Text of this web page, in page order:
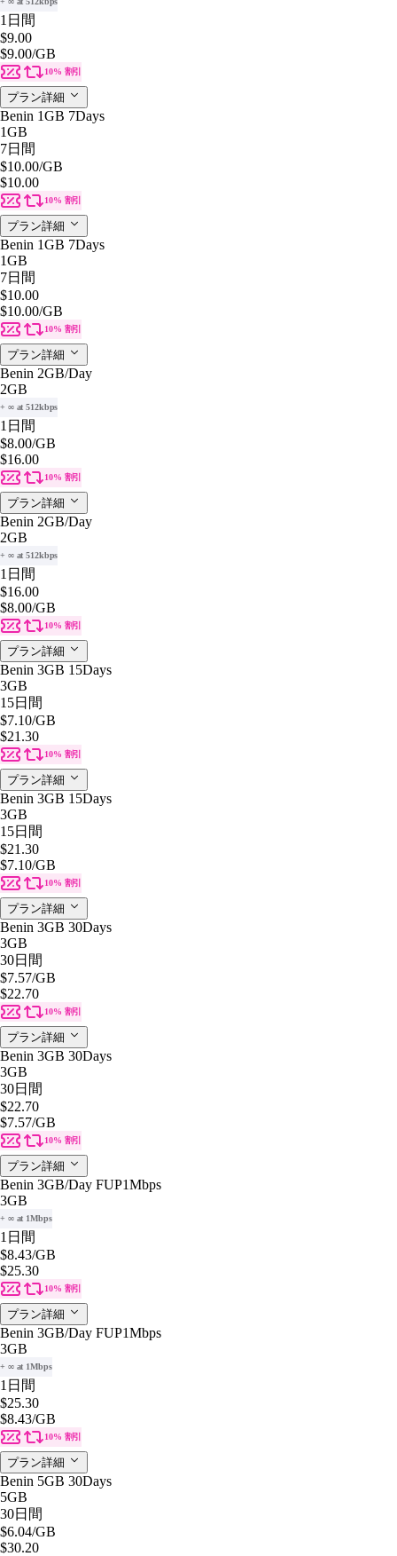
1日間
$9.00
$9.00/GB
10% 割引
プラン詳細
Benin 1GB 7Days
1GB
7日間
$10.00/GB
$10.00
10% 割引
プラン詳細
Benin 1GB 7Days
1GB
7日間
$10.00
$10.00/GB
10% 割引
プラン詳細
Benin 2GB/Day
2GB
+ ∞ at 512kbps
1日間
$8.00/GB
$16.00
10% 割引
プラン詳細
Benin 2GB/Day
2GB
+ ∞ at 512kbps
1日間
$16.00
$8.00/GB
10% 割引
プラン詳細
Benin 3GB 15Days
3GB
15日間
$7.10/GB
$21.30
10% 割引
プラン詳細
Benin 3GB 15Days
3GB
15日間
$21.30
$7.10/GB
10% 割引
プラン詳細
Benin 3GB 30Days
3GB
30日間
$7.57/GB
$22.70
10% 割引
プラン詳細
Benin 3GB 30Days
3GB
30日間
$22.70
$7.57/GB
10% 割引
プラン詳細
Benin 3GB/Day FUP1Mbps
3GB
+ ∞ at 1Mbps
1日間
$8.43/GB
$25.30
10% 割引
プラン詳細
Benin 3GB/Day FUP1Mbps
3GB
+ ∞ at 1Mbps
1日間
$25.30
$8.43/GB
10% 割引
プラン詳細
Benin 5GB 30Days
5GB
30日間
$6.04/GB
$30.20